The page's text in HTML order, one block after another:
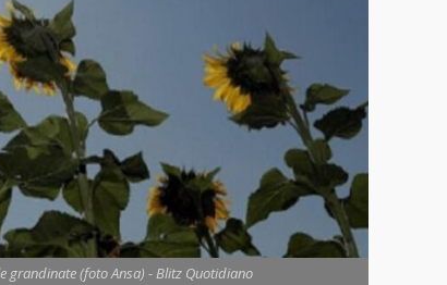
grandinate (foto Ansa) - Blitz Quotidiano